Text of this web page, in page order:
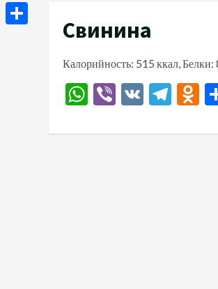
Свинина
Калорийность: 515 ккал,
WhatsApp
Viber
VK
Odnoklassniki